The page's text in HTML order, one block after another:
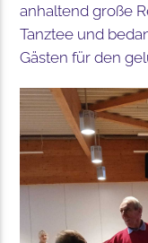
anhaltend große
Tanztee und
Gästen für den